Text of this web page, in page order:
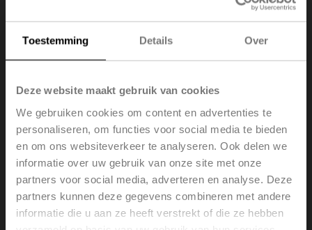
Toestemming Details Over
Deze website maakt gebruik van cookies
We gebruiken cookies om content en advertenties te
personaliseren, om functies voor social media te bieden
en om ons websiteverkeer te analyseren. Ook delen we
informatie over uw gebruik van onze site met onze
partners voor social media, adverteren en analyse. Deze
partners kunnen deze gegevens combineren met andere
informatie die u aan ze heeft verstrekt of die ze hebben
ZKN1-B